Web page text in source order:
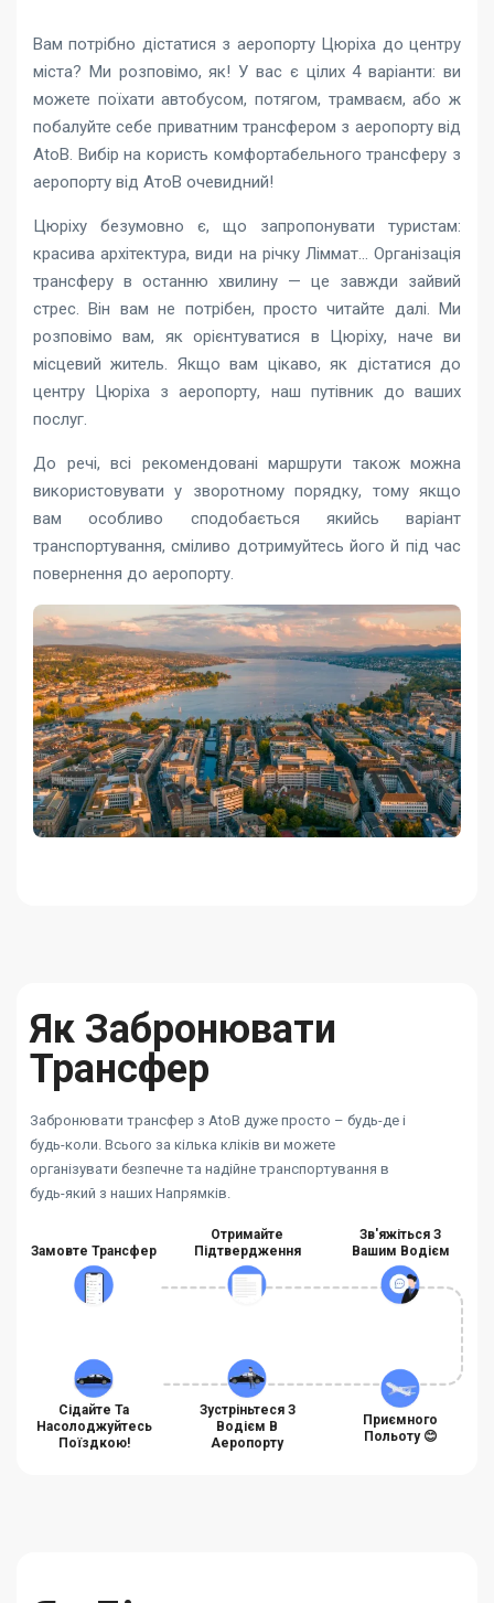
Вам потрібно дістатися з аеропорту Цюріха до центру
міста? Ми розповімо, як! У вас є цілих 4 варіанти: ви
можете поїхати автобусом, потягом, трамваєм, або ж
побалуйте себе приватним трансфером з аеропорту від
AtoB. Вибір на користь комфортабельного трансферу з
аеропорту від АтоВ очевидний!
Цюріху безумовно є, що запропонувати туристам:
красива архітектура, види на річку Ліммат… Організація
трансферу в останню хвилину — це завжди зайвий
стрес. Він вам не потрібен, просто читайте далі. Ми
розповімо вам, як орієнтуватися в Цюріху, наче ви
місцевий житель. Якщо вам цікаво, як дістатися до
центру Цюріха з аеропорту, наш путівник до ваших
послуг.
До речі, всі рекомендовані маршрути також можна
використовувати у зворотному порядку, тому якщо
вам особливо сподобається якийсь варіант
транспортування, сміливо дотримуйтесь його й під час
повернення до аеропорту.
Як Забронювати
Трансфер
Забронювати трансфер з AtoB дуже просто – будь-де і
будь-коли. Всього за кілька кліків ви можете
організувати безпечне та надійне транспортування в
будь-який з наших Напрямків.
Замовте Трансфер
Отримайте
Підтвердження
Зв'яжіться З
Вашим Водієм
Сідайте Та
Насолоджуйтесь
Поїздкою!
Зустріньтеся З
Водієм В
Аеропорту
Приємного
Польоту 😊